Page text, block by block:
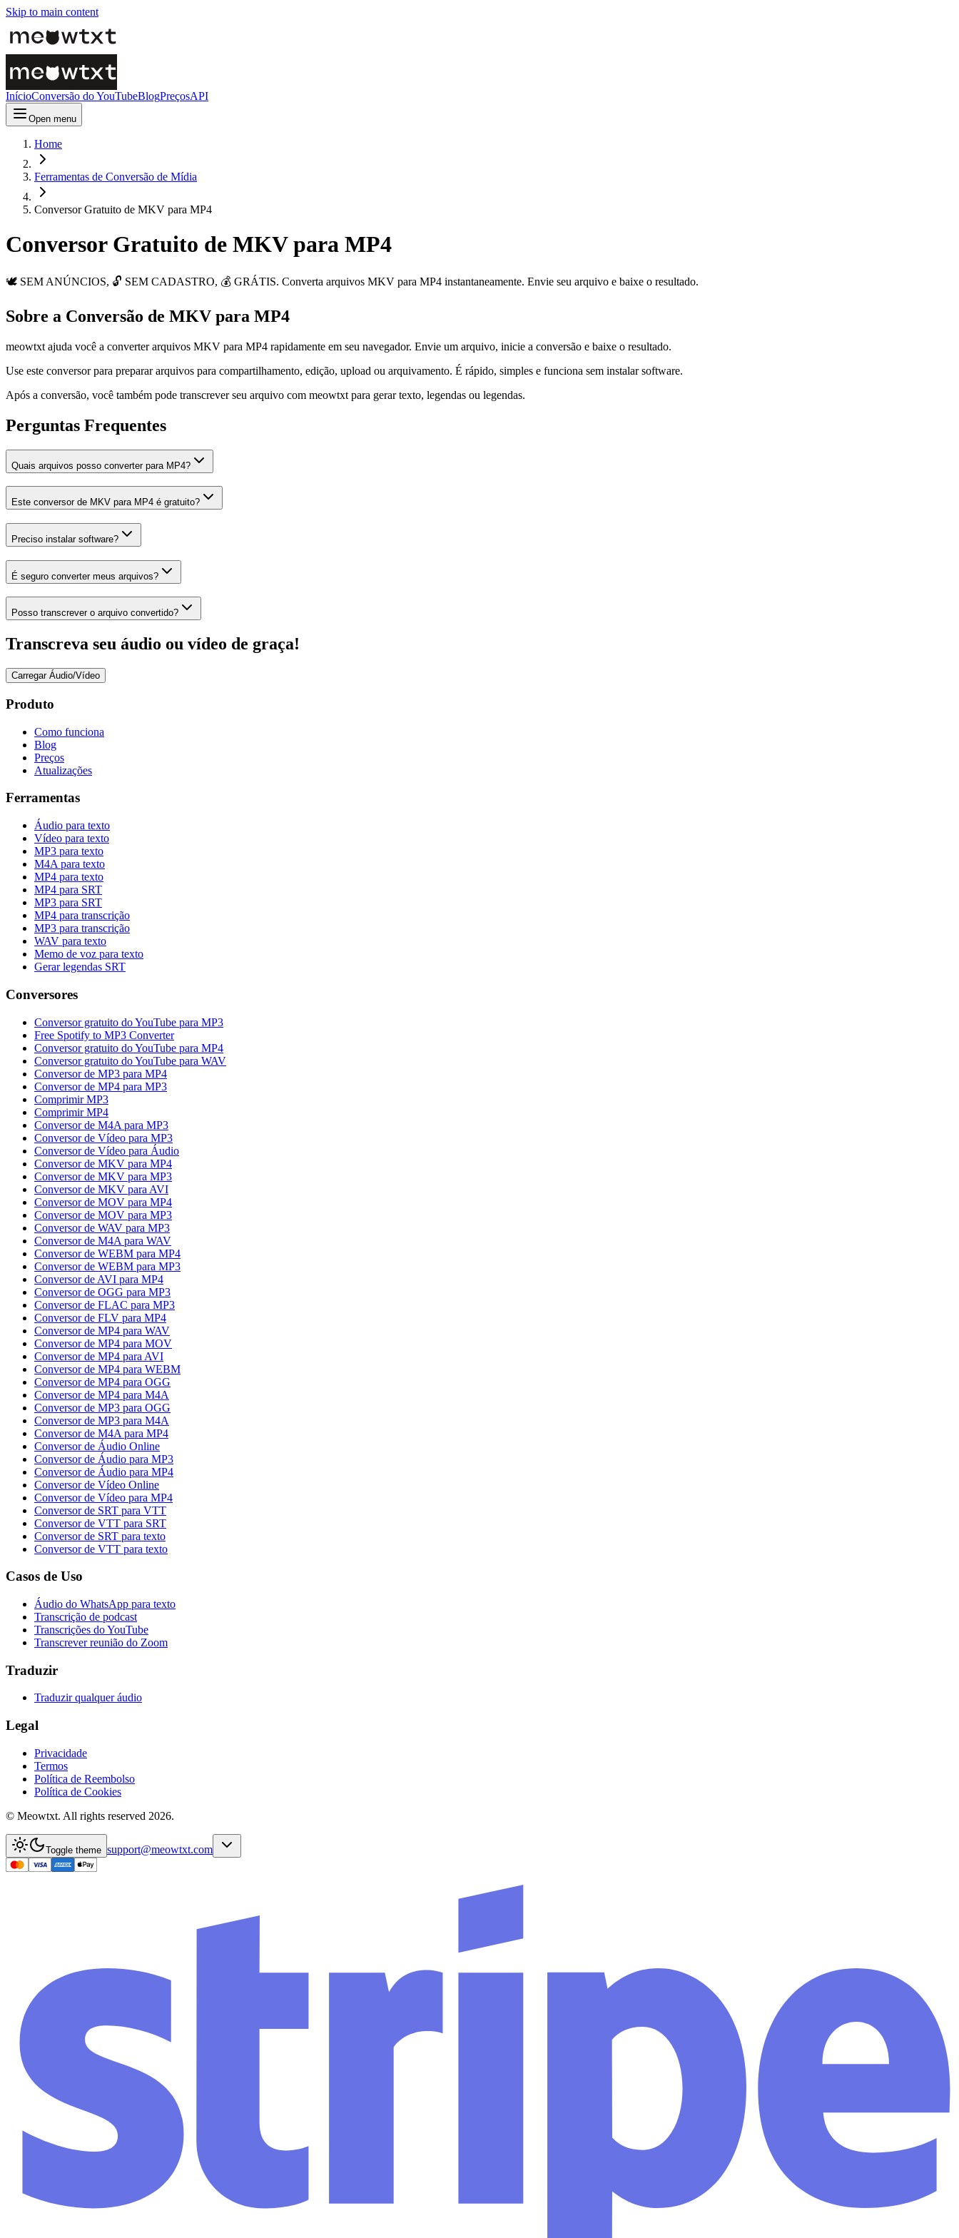
Skip to main content
InícioConversão do YouTubeBlogPreçosAPI
Open menu
Home
Ferramentas de Conversão de Mídia
Conversor Gratuito de MKV para MP4
Conversor Gratuito de MKV para MP4
🕊️ SEM ANÚNCIOS, 🔓 SEM CADASTRO, 💰 GRÁTIS. Converta arquivos MKV para MP4 instantaneamente. Envie seu arquivo e baixe o resultado.
Sobre a Conversão de MKV para MP4
meowtxt ajuda você a converter arquivos MKV para MP4 rapidamente em seu navegador. Envie um arquivo, inicie a conversão e baixe o resultado.
Use este conversor para preparar arquivos para compartilhamento, edição, upload ou arquivamento. É rápido, simples e funciona sem instalar software.
Após a conversão, você também pode transcrever seu arquivo com meowtxt para gerar texto, legendas ou legendas.
Perguntas Frequentes
Quais arquivos posso converter para MP4?
Este conversor de MKV para MP4 é gratuito?
Preciso instalar software?
É seguro converter meus arquivos?
Posso transcrever o arquivo convertido?
Transcreva seu áudio ou vídeo de graça!
Carregar Áudio/Vídeo
Produto
Como funciona
Blog
Preços
Atualizações
Ferramentas
Áudio para texto
Vídeo para texto
MP3 para texto
M4A para texto
MP4 para texto
MP4 para SRT
MP3 para SRT
MP4 para transcrição
MP3 para transcrição
WAV para texto
Memo de voz para texto
Gerar legendas SRT
Conversores
Conversor gratuito do YouTube para MP3
Free Spotify to MP3 Converter
Conversor gratuito do YouTube para MP4
Conversor gratuito do YouTube para WAV
Conversor de MP3 para MP4
Conversor de MP4 para MP3
Comprimir MP3
Comprimir MP4
Conversor de M4A para MP3
Conversor de Vídeo para MP3
Conversor de Vídeo para Áudio
Conversor de MKV para MP4
Conversor de MKV para MP3
Conversor de MKV para AVI
Conversor de MOV para MP4
Conversor de MOV para MP3
Conversor de WAV para MP3
Conversor de M4A para WAV
Conversor de WEBM para MP4
Conversor de WEBM para MP3
Conversor de AVI para MP4
Conversor de OGG para MP3
Conversor de FLAC para MP3
Conversor de FLV para MP4
Conversor de MP4 para WAV
Conversor de MP4 para MOV
Conversor de MP4 para AVI
Conversor de MP4 para WEBM
Conversor de MP4 para OGG
Conversor de MP4 para M4A
Conversor de MP3 para OGG
Conversor de MP3 para M4A
Conversor de M4A para MP4
Conversor de Áudio Online
Conversor de Áudio para MP3
Conversor de Áudio para MP4
Conversor de Vídeo Online
Conversor de Vídeo para MP4
Conversor de SRT para VTT
Conversor de VTT para SRT
Conversor de SRT para texto
Conversor de VTT para texto
Casos de Uso
Áudio do WhatsApp para texto
Transcrição de podcast
Transcrições do YouTube
Transcrever reunião do Zoom
Traduzir
Traduzir qualquer áudio
Legal
Privacidade
Termos
Política de Reembolso
Política de Cookies
© Meowtxt. All rights reserved 2026.
Toggle theme support@meowtxt.com